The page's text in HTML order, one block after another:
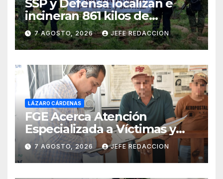
SSP y Defensa localizan e
incineran 861 kilos de
marihuana en Huetamo
7 AGOSTO, 2026 JEFE REDACCION
LÁZARO CÁRDENAS
FGE Acerca Atención
Especializada a Víctimas y
Ciudadanía de Coalcomán
7 AGOSTO, 2026 JEFE REDACCION